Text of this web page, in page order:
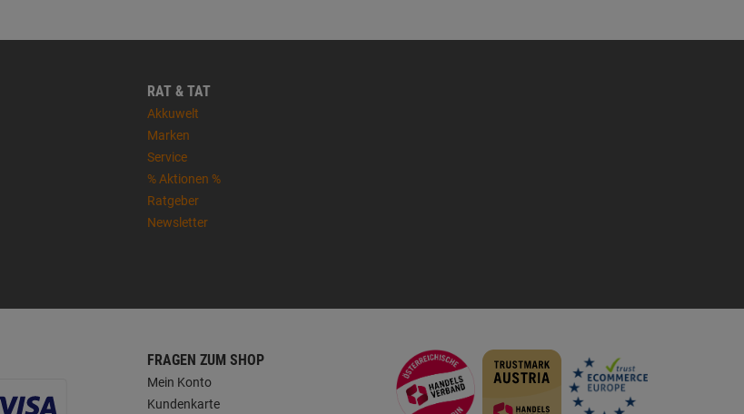
RAT & TAT
Akkuwelt
Marken
Service
% Aktionen %
Ratgeber
Newsletter
FRAGEN ZUM SHOP
Mein Konto
Kundenkarte